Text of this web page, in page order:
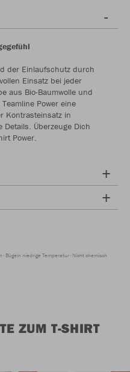
der Einlaufschutz durch
Einsatz bei jeder
aus Bio-Baumwolle und
Power eine
Kontrasteinsatz in
Überzeuge Dich
Power.
Bügeln niedrige Temperatur Nicht chemisch
ZUM T-SHIRT